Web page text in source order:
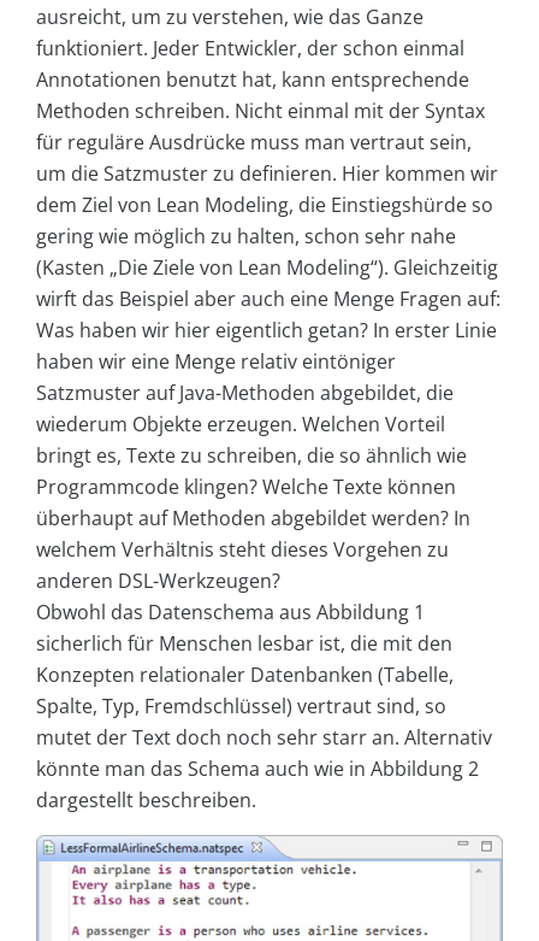
ausreicht, um zu verstehen, wie das Ganze
funktioniert. Jeder Entwickler, der schon einmal
Annotationen benutzt hat, kann entsprechende
Methoden schreiben. Nicht einmal mit der Syntax
für reguläre Ausdrücke muss man vertraut sein,
um die Satzmuster zu definieren. Hier kommen wir
dem Ziel von Lean Modeling, die Einstiegshürde so
gering wie möglich zu halten, schon sehr nahe
(Kasten „Die Ziele von Lean Modeling“). Gleichzeitig
wirft das Beispiel aber auch eine Menge Fragen auf:
Was haben wir hier eigentlich getan? In erster Linie
haben wir eine Menge relativ eintöniger
Satzmuster auf Java-Methoden abgebildet, die
wiederum Objekte erzeugen. Welchen Vorteil
bringt es, Texte zu schreiben, die so ähnlich wie
Programmcode klingen? Welche Texte können
überhaupt auf Methoden abgebildet werden? In
welchem Verhältnis steht dieses Vorgehen zu
anderen DSL-Werkzeugen?
Obwohl das Datenschema aus Abbildung 1
sicherlich für Menschen lesbar ist, die mit den
Konzepten relationaler Datenbanken (Tabelle,
Spalte, Typ, Fremdschlüssel) vertraut sind, so
mutet der Text doch noch sehr starr an. Alternativ
könnte man das Schema auch wie in Abbildung 2
dargestellt beschreiben.